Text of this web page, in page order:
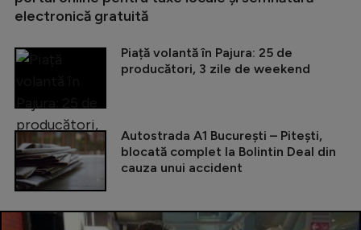
electronică gratuită
Piață volantă în Pajura: 25 de
producători, 3 zile de weekend
Autostrada A1 București – Pitești,
blocată complet la Bolintin Deal din
cauza unui accident